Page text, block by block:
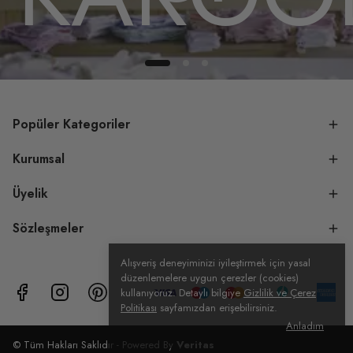
Alışveriş deneyiminizi iyileştirmek için yasal
düzenlemelere uygun çerezler (cookies)
kullanıyoruz. Detaylı bilgiyeGizlilik ve Çerez
Politikası sayfamızdan erişebilirsiniz.
Anladım
Popüler Kategoriler
Kurumsal
Üyelik
Sözleşmeler
© Tüm Hakları Saklıdır - Powered By Veritas